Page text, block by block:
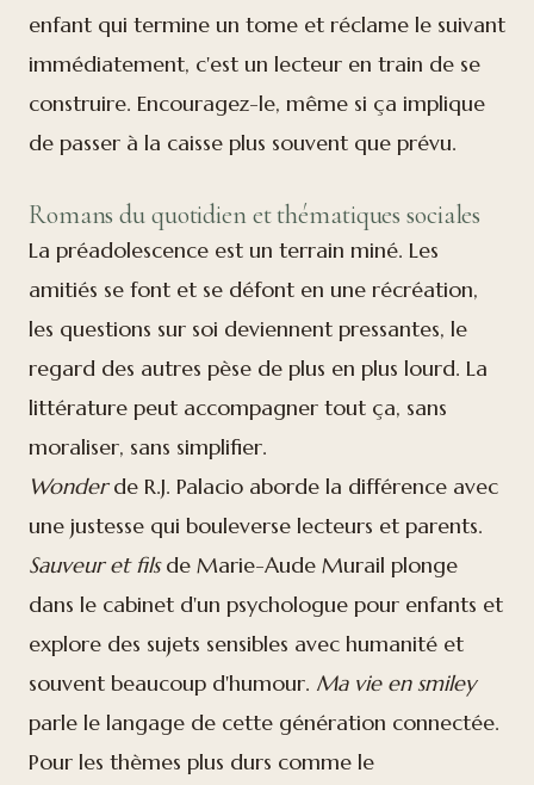
enfant qui termine un tome et réclame le suivant
immédiatement, c'est un lecteur en train de se
construire. Encouragez-le, même si ça implique
de passer à la caisse plus souvent que prévu.
Romans du quotidien et thématiques sociales
La préadolescence est un terrain miné. Les
amitiés se font et se défont en une récréation,
les questions sur soi deviennent pressantes, le
regard des autres pèse de plus en plus lourd. La
littérature peut accompagner tout ça, sans
moraliser, sans simplifier.
Wonderde R.J. Palacio aborde la différence avec
une justesse qui bouleverse lecteurs et parents.
Sauveur et filsde Marie-Aude Murail plonge
dans le cabinet d'un psychologue pour enfants et
explore des sujets sensibles avec humanité et
souvent beaucoup d'humour. Ma vie en smiley
parle le langage de cette génération connectée.
Pour les thèmes plus durs comme le